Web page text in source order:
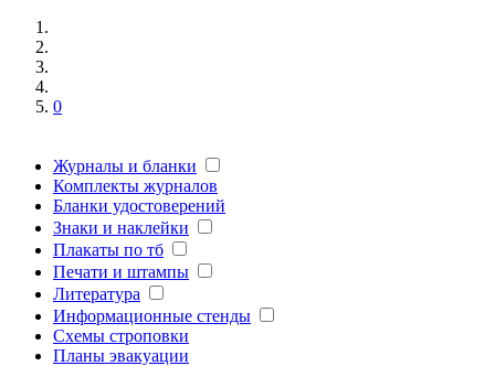
0
Журналы и бланки
Комплекты журналов
Бланки удостоверений
Знаки и наклейки
Плакаты по тб
Печати и штампы
Литература
Информационные стенды
Схемы строповки
Планы эвакуации